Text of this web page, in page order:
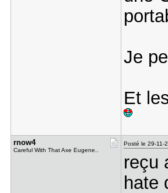
Je
Et
rnow4
Careful With That Axe Eugene..
Posté le 29-11-
reçu
hate